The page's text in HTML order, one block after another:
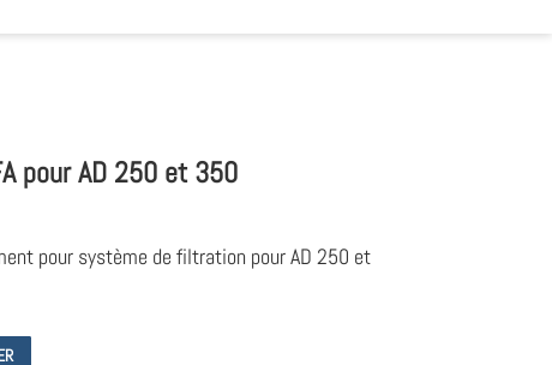
pour AD 250 et 350
pour système de filtration pour AD 250 et